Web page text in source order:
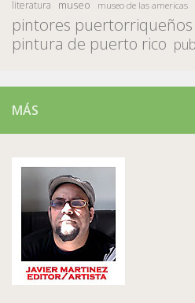
literatura museo museo de las americas
pintores puertorriqueños
pintura de puerto rico
MÁS